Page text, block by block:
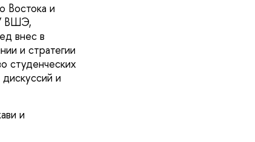
Востока и
ВШЭ,
внес в
и стратегии
студенческих
и
и